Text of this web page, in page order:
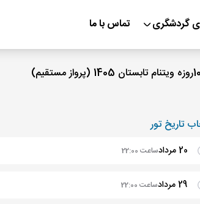
گردشگری تماس با ما
تاریخ تور
20 مرداد ساعت 22:00
29 مرداد ساعت 22:00